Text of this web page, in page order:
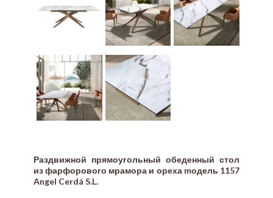
Раздвижной прямоугольный обеденный стол
из фарфорового мрамора и ореха mодель 1157
Angel Cerdá S.L.